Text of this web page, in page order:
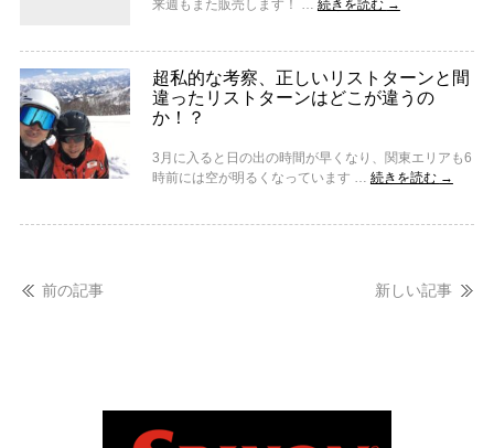
来週もまた販売します！ … 続きを読む →
超私的な考察、正しいリストターンと間
違ったリストターンはどこが違うの
か！？
3月に入ると日の出の時間が早くなり、関東エリアも6
時前には空が明るくなっています … 続きを読む →
前の記事 新しい記事